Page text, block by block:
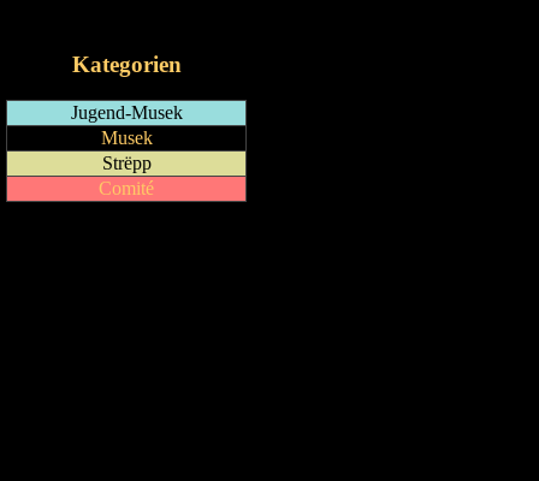
Kategorien
Jugend-Musek
Musek
Strëpp
Comité